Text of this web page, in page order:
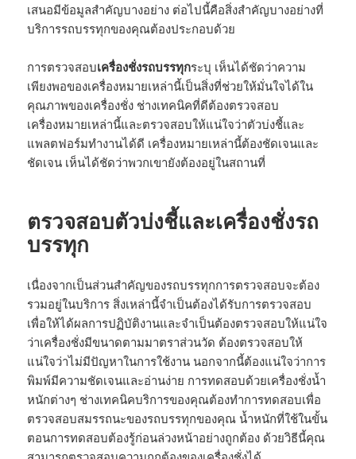
เสนอมีข้อมูลสำคัญบางอย่าง ต่อไปนี้คือสิ่งสำคัญบางอย่างที่
บริการรถบรรทุกของคุณต้องประกอบด้วย
การตรวจสอบเครื่องชั่งรถบรรทุกระบุ เห็นได้ชัดว่าความ
เพียงพอของเครื่องหมายเหล่านี้เป็นสิ่งที่ช่วยให้มั่นใจได้ใน
คุณภาพของเครื่องชั่ง ช่างเทคนิคที่ดีต้องตรวจสอบ
เครื่องหมายเหล่านี้และตรวจสอบให้แน่ใจว่าตัวบ่งชี้และ
แพลตฟอร์มทำงานได้ดี เครื่องหมายเหล่านี้ต้องชัดเจนและ
ชัดเจน เห็นได้ชัดว่าพวกเขายังต้องอยู่ในสถานที่
ตรวจสอบตัวบ่งชี้และเครื่องชั่งรถ
บรรทุก
เนื่องจากเป็นส่วนสำคัญของรถบรรทุกการตรวจสอบจะต้อง
รวมอยู่ในบริการ สิ่งเหล่านี้จำเป็นต้องได้รับการตรวจสอบ
เพื่อให้ได้ผลการปฏิบัติงานและจำเป็นต้องตรวจสอบให้แน่ใจ
ว่าเครื่องชั่งมีขนาดตามมาตราส่วนวัด ต้องตรวจสอบให้
แน่ใจว่าไม่มีปัญหาในการใช้งาน นอกจากนี้ต้องแน่ใจว่าการ
พิมพ์มีความชัดเจนและอ่านง่าย การทดสอบด้วยเครื่องชั่งน้ำ
หนักต่างๆ ช่างเทคนิคบริการของคุณต้องทำการทดสอบเพื่อ
ตรวจสอบสมรรถนะของรถบรรทุกของคุณ น้ำหนักที่ใช้ในขั้น
ตอนการทดสอบต้องรู้ก่อนล่วงหน้าอย่างถูกต้อง ด้วยวิธีนี้คุณ